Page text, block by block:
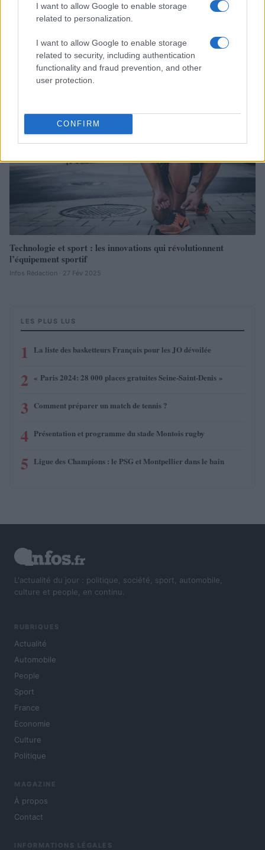
I want to allow Google to enable storage
related to personalization.
I want to allow Google to enable storage
related to security, including authentication
functionality and fraud prevention, and other
user protection.
CONFIRM
Les meilleurs exercices pour tonifier ses muscles
Infos Rédaction · 11 Juil 2025
SPORT
Technologie et sport : les innovations qui révolutionnent
l’équipement sportif
Infos Rédaction · 27 Fév 2025
LES PLUS LUS
1 La liste des basketteurs Français pour les JO dévoilée
2 « Paris 2024: 28 000 places gratuites Seine-Saint-Denis »
3 Comment préparer un match de tennis ?
4 Présentation et programme du stade Montois rugby
5 Ligue des Champions : le PSG et Montpellier dans le bain
L'actualité du jour : politique, société, sport, automobile,
culture et people, en continu.
RUBRIQUES
Actualité
Automobile
People
Sport
France
Economie
Culture
Politique
MAGAZINE
À propos
Contact
INFORMATIONS LÉGALES